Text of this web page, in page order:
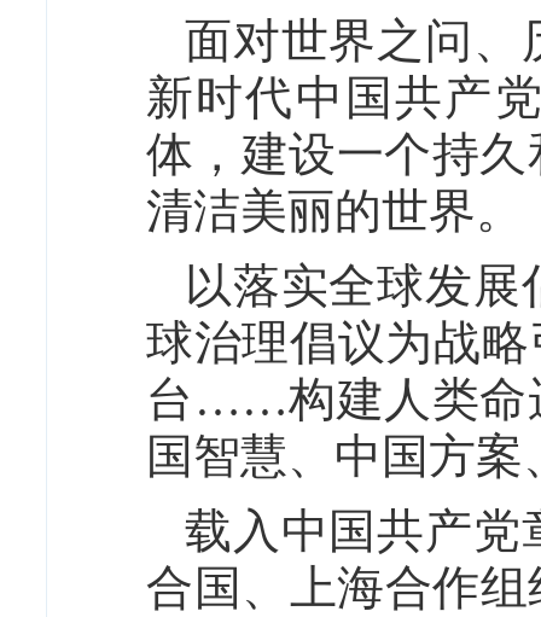
面对世界之问、
新时代中国共产
体，建设一个持
清洁美丽的世界。
以落实全球发
球治理倡议为战
台……构建人类命
国智慧、中国方
载入中国共产党
合国、上海合作